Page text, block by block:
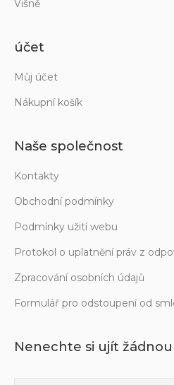
Višně
účet
Můj účet
Nákupní košík
Naše společnost
Kontakty
Obchodní podmínky
Podmínky užití webu
Protokol o uplatnění práv z
Zpracování osobních údajů
Formulář pro odstoupení od
Nenechte si ujít